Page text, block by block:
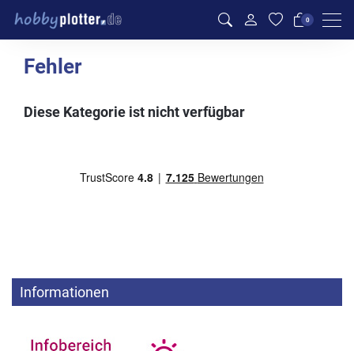
0
Fehler
Diese Kategorie ist nicht verfügbar
Informationen